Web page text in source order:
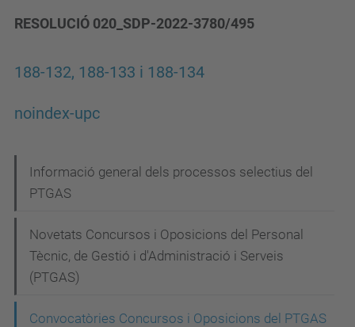
RESOLUCIÓ 020_SDP-2022-3780/495
188-132, 188-133 i 188-134
noindex-upc
a
Informació general dels processos selectius del
PTGAS
Novetats Concursos i Oposicions del Personal
Tècnic, de Gestió i d'Administració i Serveis
(PTGAS)
Convocatòries Concursos i Oposicions del PTGAS